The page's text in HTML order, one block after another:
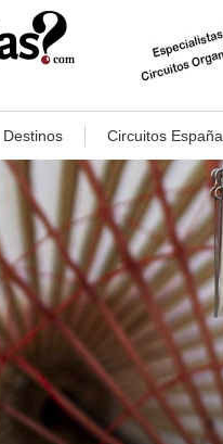
Destinos Circuitos España